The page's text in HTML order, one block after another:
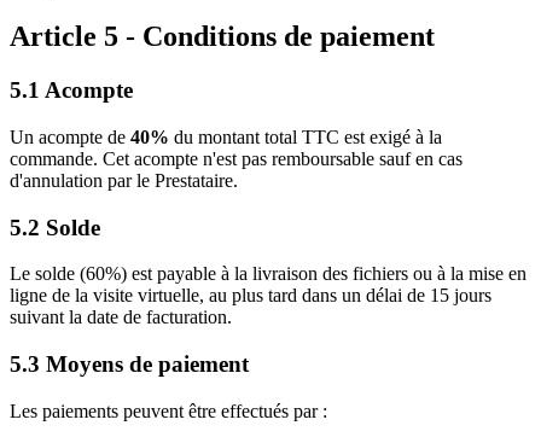
Article 5 - Conditions de paiement
5.1 Acompte
Un acompte de 40% du montant total TTC est exigé à la
commande. Cet acompte n'est pas remboursable sauf en cas
d'annulation par le Prestataire.
5.2 Solde
Le solde (60%) est payable à la livraison des fichiers ou à la mise en
ligne de la visite virtuelle, au plus tard dans un délai de 15 jours
suivant la date de facturation.
5.3 Moyens de paiement
Les paiements peuvent être effectués par :